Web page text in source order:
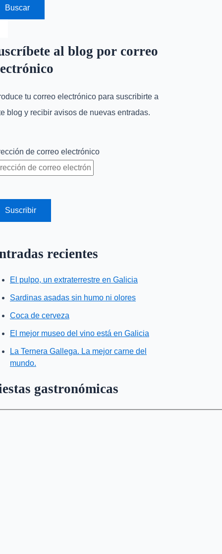
al blog por correo
tu correo electrónico para suscribirte a
blog y recibir avisos de nuevas entradas.
de correo electrónico
Suscribir
recientes
El pulpo, un extraterrestre en Galicia
Sardinas asadas sin humo ni olores
Coca de cerveza
El mejor museo del vino está en Galicia
La Ternera Gallega. La mejor carne del
mundo.
gastronómicas